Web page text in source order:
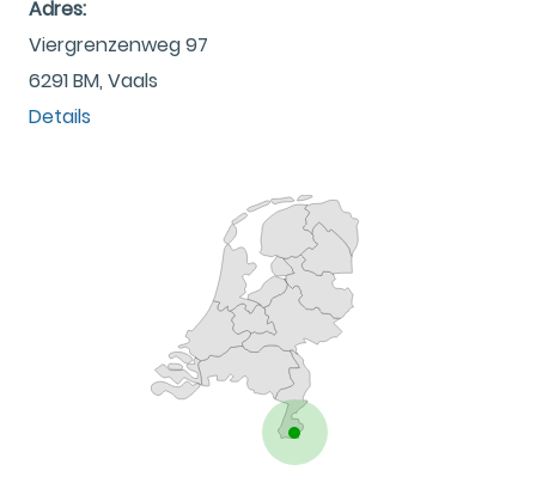
Adres:
Viergrenzenweg 97
6291 BM, Vaals
Details